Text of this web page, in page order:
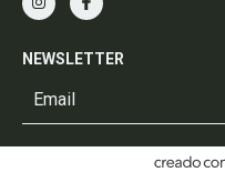
NEWSLETTER